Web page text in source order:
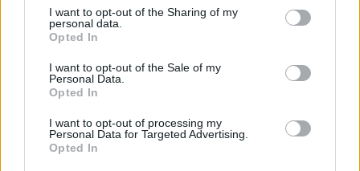
not limited to your visit or usage behaviour. You may click to
grant or deny consent to Google and its third-party tags to
use your data for below specified purposes in below Google
consent section.
I want to opt-out of the Sharing of my
personal data.
Opted In
I want to opt-out of the Sale of my
Personal Data.
Opted In
I want to opt-out of processing my
Personal Data for Targeted Advertising.
Opted In
daGoogle News